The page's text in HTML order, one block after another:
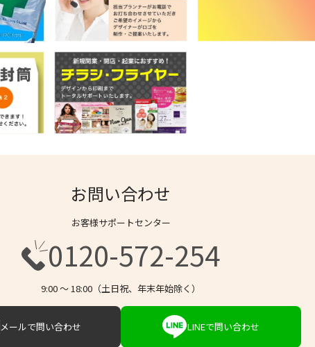
お問い合わせ
お客様サポートセンター
0120-572-254
9:00 〜 18:00（土日祝、年末年始除く）
メールで問い合わせ LINEで問い合わせ